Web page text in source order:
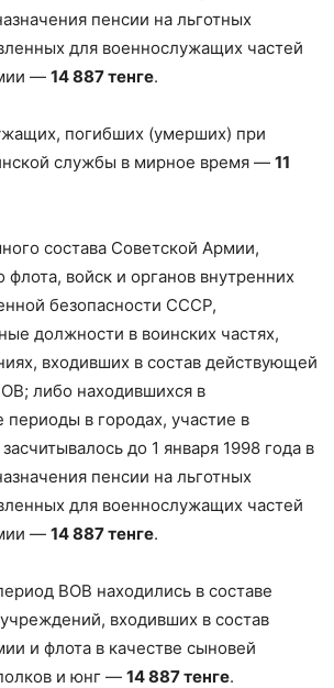
пенсии на льготных
для военнослужащих частей
— 14 887 тенге.
погибших (умерших) при
службы в мирное время — 11
состава Советской Армии,
войск и органов внутренних
безопасности СССР,
должности в воинских частях,
входивших в состав действующей
либо находившихся в
в городах, участие в
до 1 января 1998 года в
пенсии на льготных
для военнослужащих частей
— 14 887 тенге.
ВОВ находились в составе
входивших в состав
и флота в качестве сыновей
и юнг — 14 887 тенге.